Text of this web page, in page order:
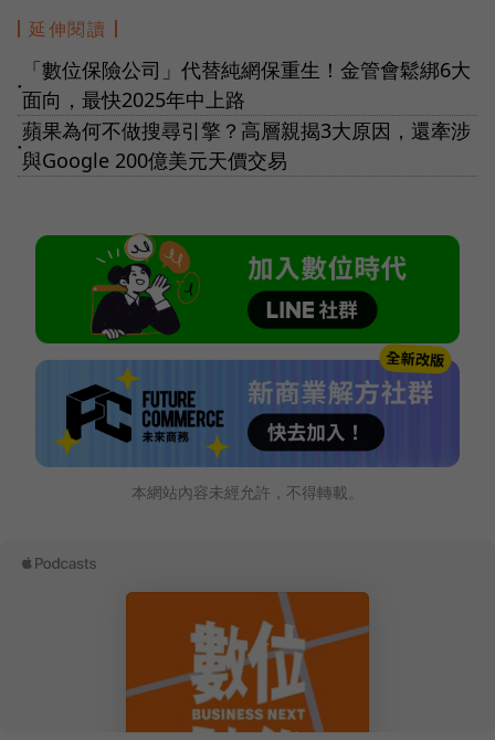
延伸閱讀
●
「數位保險公司」代替純網保重生！金管會鬆綁6大
面向，最快2025年中上路
●
蘋果為何不做搜尋引擎？高層親揭3大原因，還牽涉
與Google 200億美元天價交易
本網站內容未經允許，不得轉載。